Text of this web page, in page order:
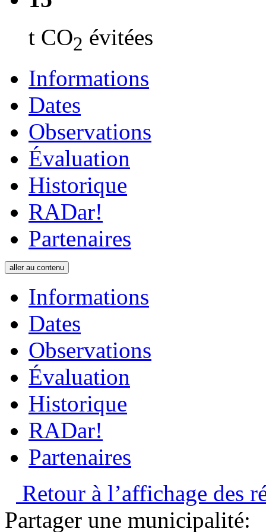
t CO2 évitées
Informations
Dates
Observations
Évaluation
Historique
RADar!
Partenaires
aller au contenu
Informations
Dates
Observations
Évaluation
Historique
RADar!
Partenaires
Retour à l’affichage des
Partager une municipalité: